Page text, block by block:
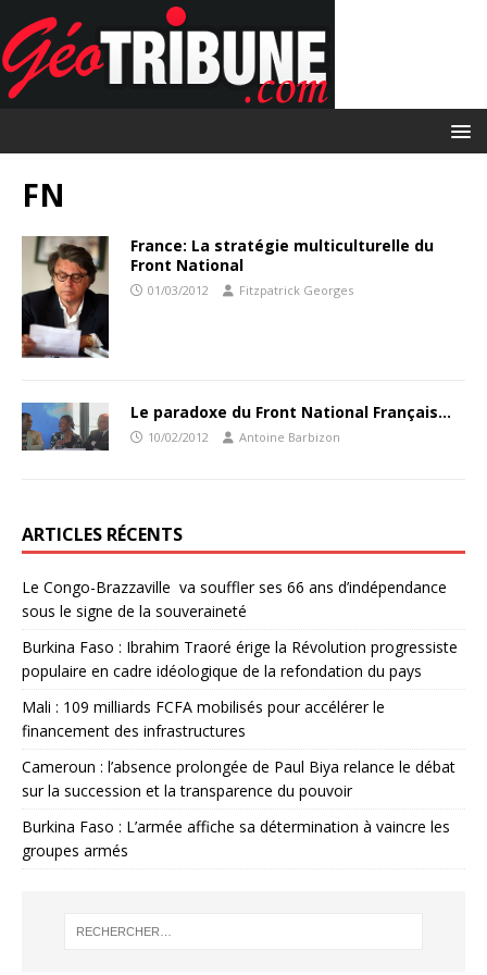
FN
France: La stratégie multiculturelle du
Front National
01/03/2012 Fitzpatrick Georges
Le paradoxe du Front National Français…
10/02/2012 Antoine Barbizon
ARTICLES RÉCENTS
Le Congo-Brazzaville va souffler ses 66 ans d’indépendance
sous le signe de la souveraineté
Burkina Faso : Ibrahim Traoré érige la Révolution progressiste
populaire en cadre idéologique de la refondation du pays
Mali : 109 milliards FCFA mobilisés pour accélérer le
financement des infrastructures
Cameroun : l’absence prolongée de Paul Biya relance le débat
sur la succession et la transparence du pouvoir
Burkina Faso : L’armée affiche sa détermination à vaincre les
groupes armés